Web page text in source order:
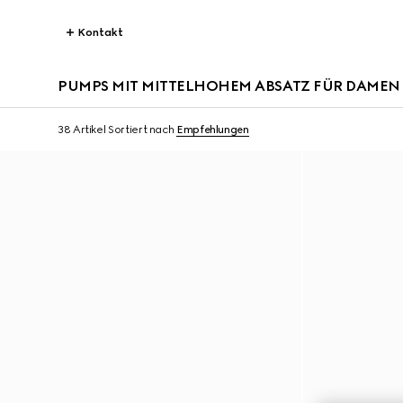
Kontakt
PUMPS MIT MITTELHOHEM ABSATZ FÜR DAMEN
38 Artikel Sortiert nach Empfehlungen